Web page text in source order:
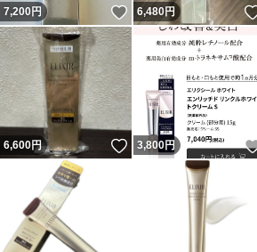
7,200円 いいね！
6,480円
6,600円 いいね！
3,800円